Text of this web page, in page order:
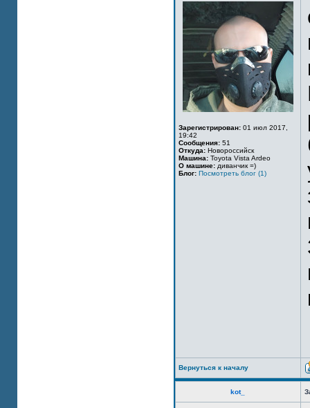
Зарегистрирован: 01 июл 2017,
19:42
Сообщения: 51
Откуда: Новороссийск
Машина: Toyota Vista Ardeo
О машине: диванчик =)
Блог: Посмотреть блог (1)
Вернуться к началу
kot_